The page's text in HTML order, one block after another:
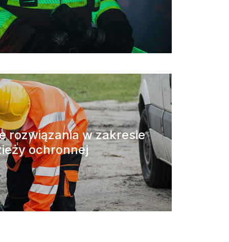
rozwiązania w zakresie
ochronnej